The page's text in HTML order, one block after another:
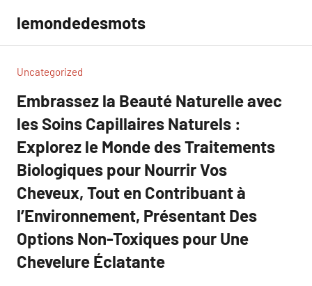
contenu
lemondedesmots
Uncategorized
Embrassez la Beauté Naturelle avec
les Soins Capillaires Naturels :
Explorez le Monde des Traitements
Biologiques pour Nourrir Vos
Cheveux, Tout en Contribuant à
l’Environnement, Présentant Des
Options Non-Toxiques pour Une
Chevelure Éclatante